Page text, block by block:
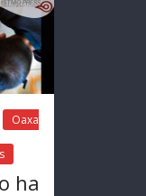
Oaxa
ha